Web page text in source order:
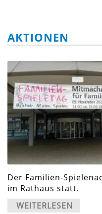
AKTIONEN
Der Familien-
im Rathaus statt.
WEITERLESEN